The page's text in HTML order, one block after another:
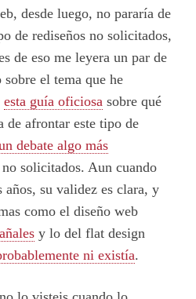
desde luego, no pararía de
de rediseños no solicitados,
de eso me leyera un par de
el tema que he
esta guía oficiosa sobre qué
de afrontar este tipo de
debate algo más
solicitados. Aun cuando
años, su validez es clara, y
como el diseño web
y lo del flat design
ni existía.